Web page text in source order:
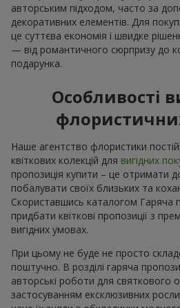
авторським підходом, часто за
декоративних елементів. Для
це суттєва економія і швидке
— від романтичного сюрпризу до
подарунка.
Особливості
Наше агентство флористики
квіткових колекцій для вигідних
пропозиція купити – це отримати
побалувати своїх близьких та
Скориставшись каталогом Гаряча
придбати квіткові пропозиції з
вигідних умовах.
При цьому не буде не просто
поштучно. В розділі гаряча
авторські роботи для святкового
застосуванням ексклюзивних